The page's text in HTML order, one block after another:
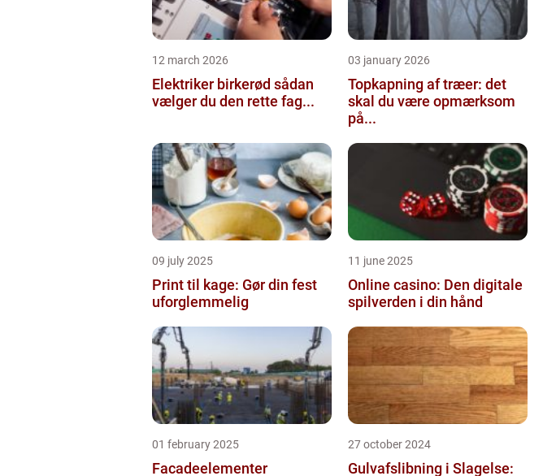
12 march 2026
Elektriker birkerød sådan
vælger du den rette fag...
03 january 2026
Topkapning af træer: det
skal du være opmærksom
på...
09 july 2025
Print til kage: Gør din fest
uforglemmelig
11 june 2025
Online casino: Den digitale
spilverden i din hånd
01 february 2025
Facadeelementer
27 october 2024
Gulvafslibning i Slagelse: